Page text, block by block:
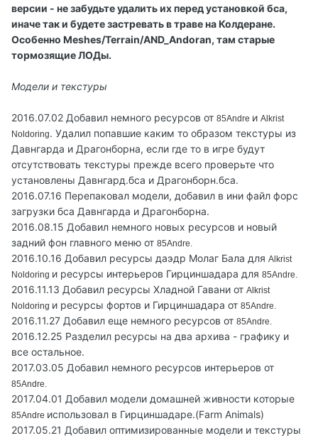
версии - не забудьте удалить их перед установкой бса,
иначе так и будете застревать в траве на Колдеране.
Особенно Meshes/Terrain/AND_Andoran, там старые
тормозящие ЛОДы.
Модели и текстуры
2016.07.02 Добавил немного ресурсов от 85Andre и Alkrist
Noldoring. Удалил попавшие каким то образом текстуры из
Давнгарда и Драгонборна, если где то в игре будут
отсутствовать текстуры прежде всего проверьте что
установлены Давнгард.бса и Драгонборн.бса.
2016.07.16 Перепаковал модели, добавил в ини файл форс
загрузки бса Давнгарда и Драгонборна.
2016.08.15 Добавил немного новых ресурсов и новый
задний фон главного меню от 85Andre.
2016.10.16 Добавил ресурсы даэдр Молаг Бала для Alkrist
Noldoring и ресурсы интерьеров Гирциншадара для 85Andre.
2016.11.13 Добавил ресурсы Хладной Гавани от Alkrist
Noldoring и ресурсы фортов и Гирциншадара от 85Andre.
2016.11.27 Добавил еще немного ресурсов от 85Andre.
2016.12.25 Разделил ресурсы на два архива - графику и
все остальное.
2017.03.05 Добавил немного ресурсов интерьеров от
85Andre.
2017.04.01 Добавил модели домашней живности которые
85Andre использовал в Гирциншадаре.(Farm Animals)
2017.05.21 Добавил оптимизированные модели и текстуры